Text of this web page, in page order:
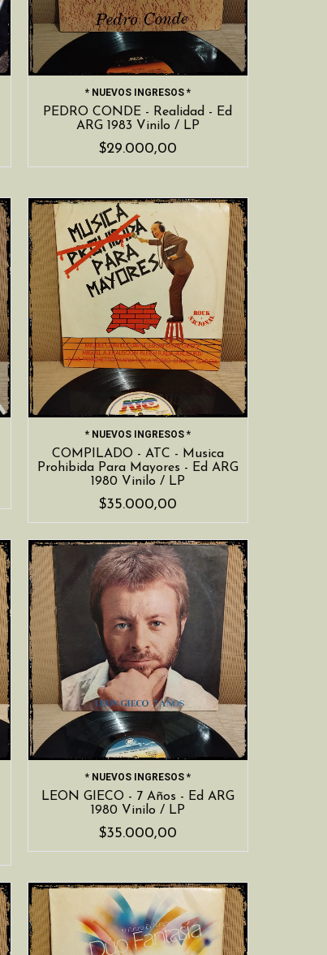
* NUEVOS INGRESOS *
PEDRO CONDE - Realidad - Ed
ARG 1983 Vinilo / LP
$29.000,00
* NUEVOS INGRESOS *
COMPILADO - ATC - Musica
Prohibida Para Mayores - Ed ARG
1980 Vinilo / LP
$35.000,00
* NUEVOS INGRESOS *
LEON GIECO - 7 Años - Ed ARG
1980 Vinilo / LP
$35.000,00